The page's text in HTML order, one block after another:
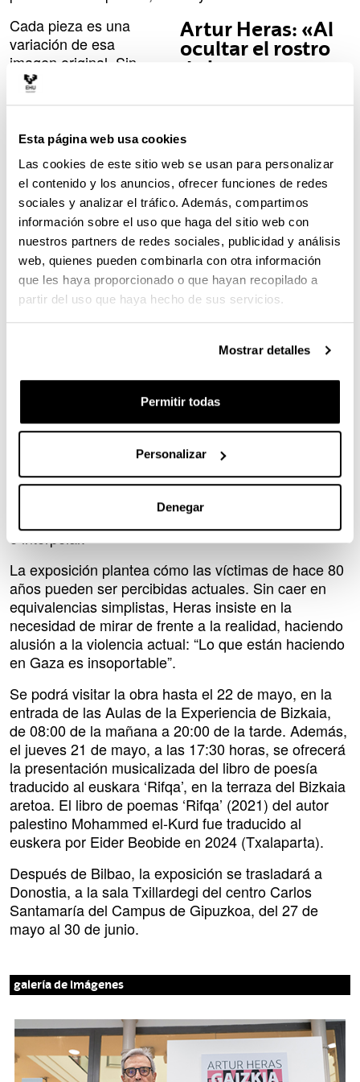
Esta página web usa cookies
Las cookies de este sitio web se usan para personalizar
el contenido y los anuncios, ofrecer funciones de redes
sociales y analizar el tráfico. Además, compartimos
información sobre el uso que haga del sitio web con
nuestros partners de redes sociales, publicidad y análisis
web, quienes pueden combinarla con otra información
que les haya proporcionado o que hayan recopilado a
partir del uso que haya hecho de sus servicios.
Mostrar detalles
Permitir todas
Personalizar
Denegar
Artur Heras: «Al
ocultar el rostro
de los seres
convierte en una
atemporal, una
imagen útil,
desde el punto de
vista simbológico,
para muchas
épocas»
Cada pieza es una
variación de esa
imagen original. Sin
fondo definido y con un
horizonte atravesado
de espino, los dibujos
evolucionan desde
representaciones más
fieles a la original hasta
composiciones más
intervenidas, cargadas
de elementos gráficos y
textos. No hay una
cronología explícita,
pero sí una evolución. El alambre de espino actúa
como hilo conductor de toda la exposición, y el
Walter Benjamin, consisten en obras ‘Denkbilder’,
“imágenes que piensan”. En ellas, el artista no solo
revisita el pasado, sino que establece un puente
visual con el presente, concretamente con la
violencia en Gaza. Y que se piensan bajo su
condición de imágenes. Es un pintor de ideas. No
busca conmover ni agitar, sino entender, comunicar
e interpelar.
La exposición plantea cómo las víctimas de hace 80
años pueden ser percibidas actuales. Sin caer en
equivalencias simplistas, Heras insiste en la
necesidad de mirar de frente a la realidad, haciendo
alusión a la violencia actual: “Lo que están haciendo
en Gaza es insoportable”.
Se podrá visitar la obra hasta el 22 de mayo, en la
entrada de las Aulas de la Experiencia de Bizkaia,
de 08:00 de la mañana a 20:00 de la tarde. Además,
el jueves 21 de mayo, a las 17:30 horas, se ofrecerá
la presentación musicalizada del libro de poesía
traducido al euskara ‘Rifqa’, en la terraza del Bizkaia
aretoa. El libro de poemas ‘Rifqa’ (2021) del autor
palestino Mohammed el-Kurd fue traducido al
euskera por Eider Beobide en 2024 (Txalaparta).
Después de Bilbao, la exposición se trasladará a
Donostia, a la sala Txillardegi del centro Carlos
Santamaría del Campus de Gipuzkoa, del 27 de
mayo al 30 de junio.
galería de imágenes